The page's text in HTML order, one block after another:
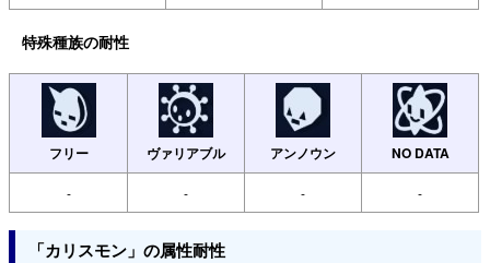
特殊種族の耐性
フリー ヴァリアブル アンノウン NO DATA
- - - -
「カリスモン」の属性耐性